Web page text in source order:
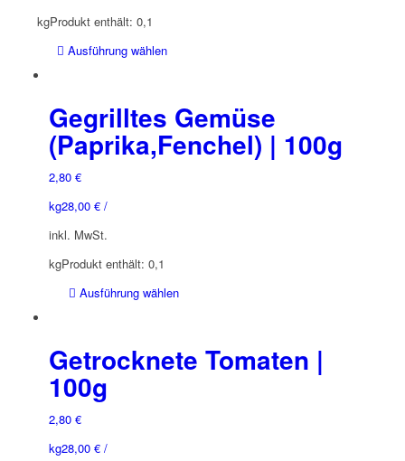
Produkt enthält: 0,1
kg
Ausführung wählen
mehrere
Varianten
auf.
Gegrilltes Gemüse
(Paprika,Fenchel) | 100g
2,80 €
28,00 €/
kg
inkl. MwSt.
Produkt enthält: 0,1
kg
Ausführung wählen
mehrere
Varianten
Getrocknete Tomaten |
100g
2,80 €
28,00 €/
kg